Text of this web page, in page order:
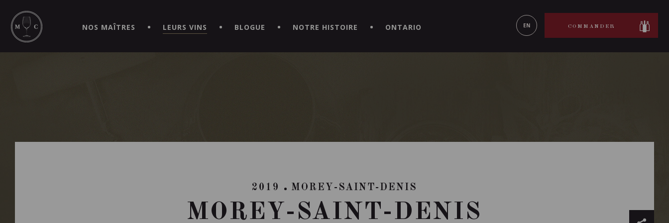
MAITRE | CAVISTE VIRTUEL!
NOS MAÎTRES LEURS VINS BLOGUE NOTRE HISTOIRE ONTARIO EN COMMANDER
2019 MOREY-SAINT-DENIS
MOREY-SAINT-DENIS